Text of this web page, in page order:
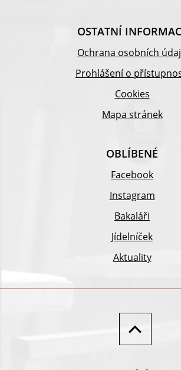
OSTATNÍ
Ochrana osobních
Prohlášení o
Cookies
Mapa stránek
OBLÍBENÉ
Facebook
Instagram
Bakaláři
Jídelníček
Aktuality